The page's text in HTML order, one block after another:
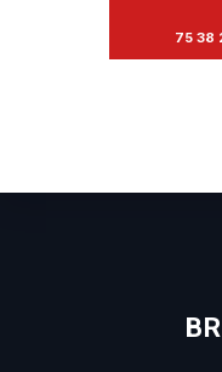
75 38